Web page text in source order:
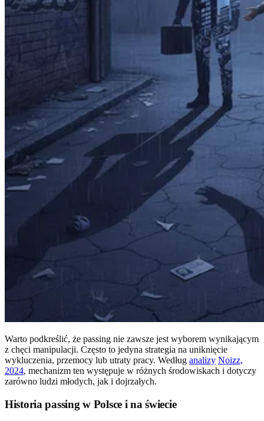
Warto podkreślić, że passing nie zawsze jest wyborem wynikającym
z chęci manipulacji. Często to jedyna strategia na uniknięcie
wykluczenia, przemocy lub utraty pracy. Według analizy Noizz,
2024, mechanizm ten występuje w różnych środowiskach i dotyczy
zarówno ludzi młodych, jak i dojrzałych.
Historia passing w Polsce i na świecie